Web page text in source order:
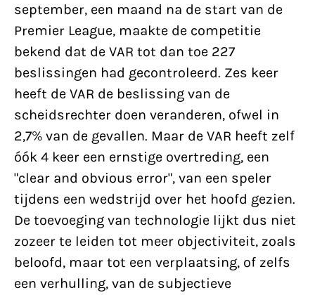
september, een maand na de start van de
Premier League, maakte de competitie
bekend dat de VAR tot dan toe 227
beslissingen had gecontroleerd. Zes keer
heeft de VAR de beslissing van de
scheidsrechter doen veranderen, ofwel in
2,7% van de gevallen. Maar de VAR heeft zelf
óók 4 keer een ernstige overtreding, een
"clear and obvious error", van een speler
tijdens een wedstrijd over het hoofd gezien.
De toevoeging van technologie lijkt dus niet
zozeer te leiden tot meer objectiviteit, zoals
beloofd, maar tot een verplaatsing, of zelfs
een verhulling, van de subjectieve